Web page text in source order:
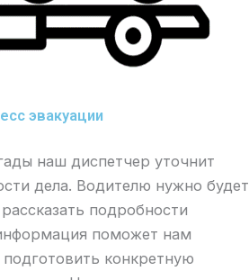
эвакуации
наш диспетчер уточнит
дела. Водителю нужно будет
подробности
поможет нам
конкретную